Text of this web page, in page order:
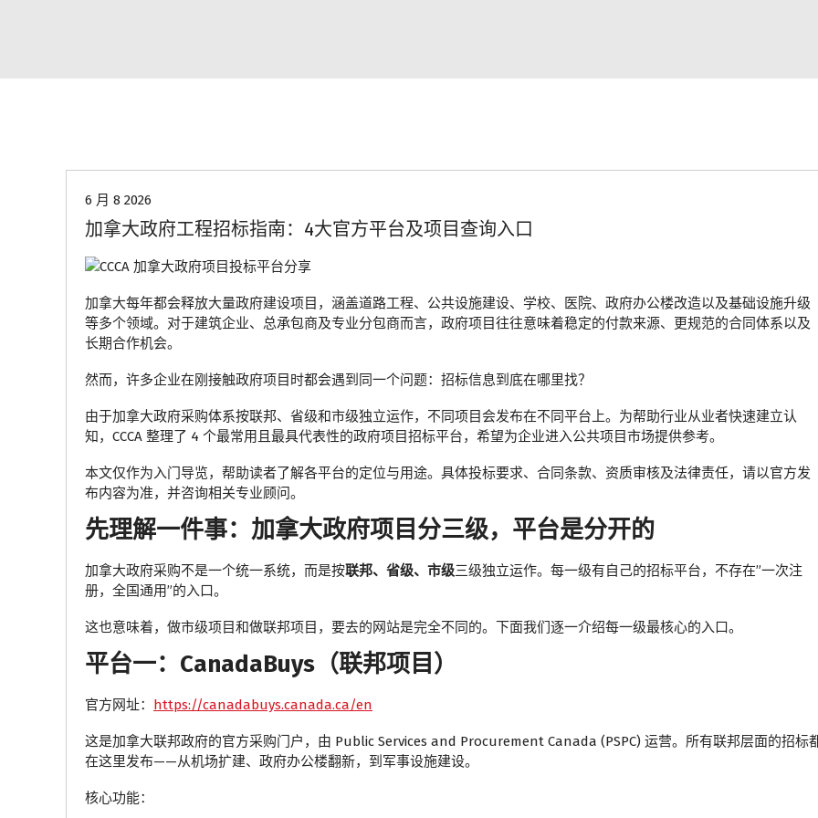
6 月 8 2026
加拿大政府工程招标指南：4大官方平台及项目查询入口
加拿大每年都会释放大量政府建设项目，涵盖道路工程、公共设施建设、学校、医院、政府办公楼改造以及基础设施升级
等多个领域。对于建筑企业、总承包商及专业分包商而言，政府项目往往意味着稳定的付款来源、更规范的合同体系以及
长期合作机会。
然而，许多企业在刚接触政府项目时都会遇到同一个问题：招标信息到底在哪里找？
由于加拿大政府采购体系按联邦、省级和市级独立运作，不同项目会发布在不同平台上。为帮助行业从业者快速建立认
知，CCCA 整理了 4 个最常用且最具代表性的政府项目招标平台，希望为企业进入公共项目市场提供参考。
本文仅作为入门导览，帮助读者了解各平台的定位与用途。具体投标要求、合同条款、资质审核及法律责任，请以官方发
布内容为准，并咨询相关专业顾问。
先理解一件事：加拿大政府项目分三级，平台是分开的
加拿大政府采购不是一个统一系统，而是按联邦、省级、市级三级独立运作。每一级有自己的招标平台，不存在”一次注
册，全国通用”的入口。
这也意味着，做市级项目和做联邦项目，要去的网站是完全不同的。下面我们逐一介绍每一级最核心的入口。
平台一：CanadaBuys（联邦项目）
官方网址： https://canadabuys.canada.ca/en
这是加拿大联邦政府的官方采购门户，由 Public Services and Procurement Canada (PSPC) 运营。所有联邦层面的招标
在这里发布——从机场扩建、政府办公楼翻新，到军事设施建设。
核心功能：